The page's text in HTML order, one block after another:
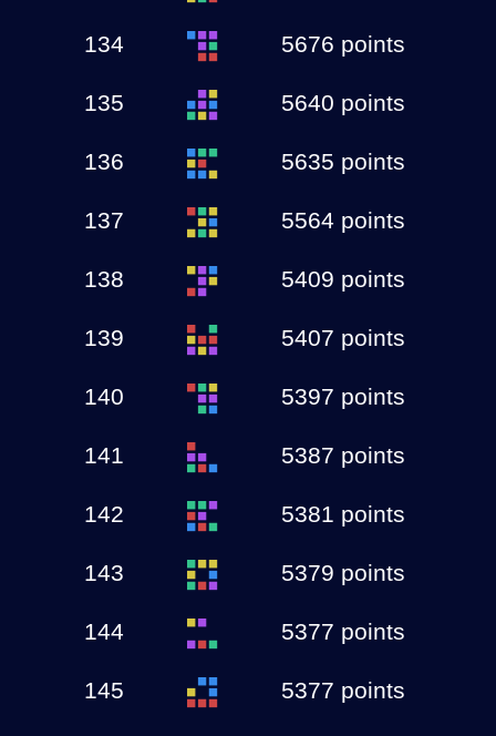
134 5676 points
135 5640 points
136 5635 points
137 5564 points
138 5409 points
139 5407 points
140 5397 points
141 5387 points
142 5381 points
143 5379 points
144 5377 points
145 5377 points